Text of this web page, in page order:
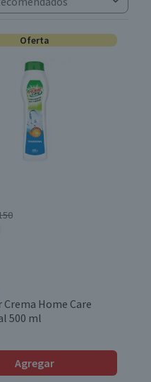
Oferta
Home Care
500 ml
Agregar